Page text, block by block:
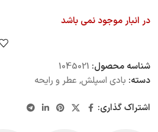
در انبار موجود نمی باشد
شناسه محصول: 1045021
دسته: بادی اسپلش, عطر و رایحه
اشتراک گذاری: